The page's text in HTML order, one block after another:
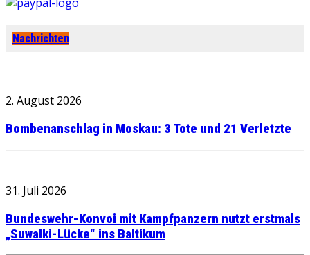
Nachrichten
2. August 2026
Bombenanschlag in Moskau: 3 Tote und 21 Verletzte
31. Juli 2026
Bundeswehr-Konvoi mit Kampfpanzern nutzt erstmals
„Suwalki-Lücke“ ins Baltikum